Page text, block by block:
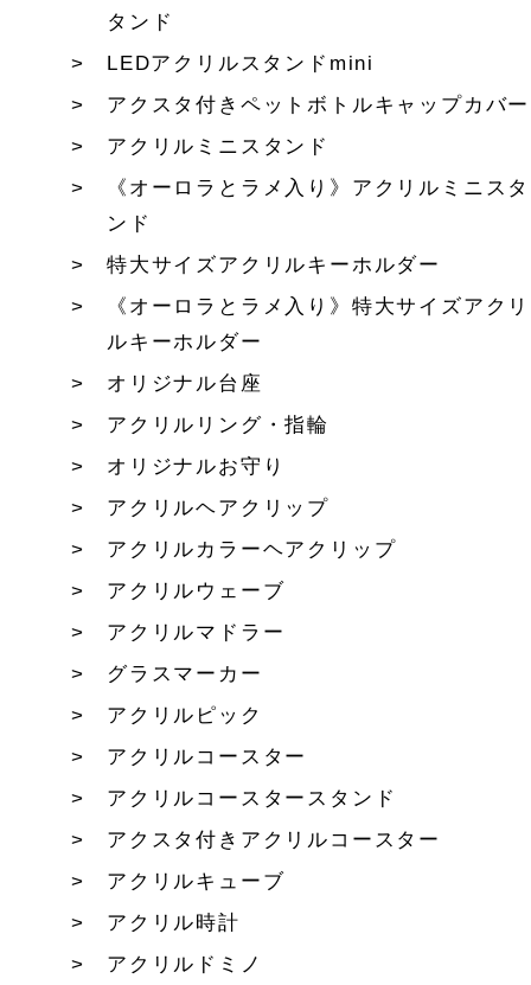
タンド
LEDアクリルスタンドmini
アクスタ付きペットボトルキャップカバー
アクリルミニスタンド
《オーロラとラメ入り》アクリルミニスタ
ンド
特大サイズアクリルキーホルダー
《オーロラとラメ入り》特大サイズアクリ
ルキーホルダー
オリジナル台座
アクリルリング・指輪
オリジナルお守り
アクリルヘアクリップ
アクリルカラーヘアクリップ
アクリルウェーブ
アクリルマドラー
グラスマーカー
アクリルピック
アクリルコースター
アクリルコースタースタンド
アクスタ付きアクリルコースター
アクリルキューブ
アクリル時計
アクリルドミノ